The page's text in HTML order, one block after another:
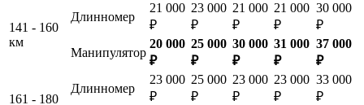
141 - 160
км
Длинномер
21 000
₽
23 000
₽
21 000
₽
21 000
₽
30 000
₽
Манипулятор
20 000
₽
25 000
₽
30 000
₽
31 000
₽
37 000
₽
161 - 180
Длинномер
23 000
₽
25 000
₽
23 000
₽
23 000
₽
33 000
₽